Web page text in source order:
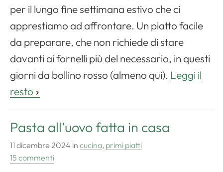
per il lungo fine settimana estivo che ci
apprestiamo ad affrontare. Un piatto facile
da preparare, che non richiede di stare
davanti ai fornelli più del necessario, in questi
giorni da bollino rosso (almeno qui). Leggi il
resto
Pasta all’uovo fatta in casa
11 dicembre 2024 in cucina, primi piatti
15 commenti